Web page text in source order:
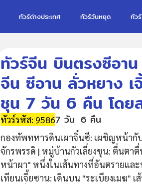
ทัวร์ต่างประเทศ ทัวร์วันหยุด ทัว
ทัวร์จีน บินตรงซีอา
จีน ซีอาน ลั่วหยาง เ
ชุน 7 วัน 6 คืน โดย
ทัวร์รหัส: 95867 วัน 6 คืน
กองทัพทหารดินเผาจิ๋นซี: เผชิญหน้ากั
จักรพรรดิ | หมู่บ้านกัวเลี่ยงชุน: ตื่นตา
หน้าผา" หนึ่งในเส้นทางที่อันตรายและ
เทียนเจี้ยซาน: เดินบน "ระเบียงเมฆ" เ